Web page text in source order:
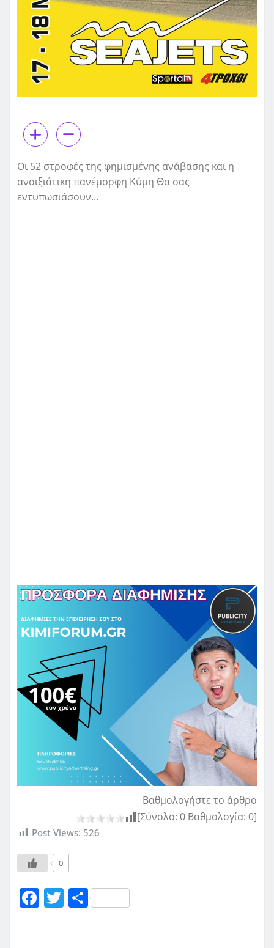
Οι 52 στροφές της φημισμένης ανάβασης και η
ανοιξιάτικη πανέμορφη Κύμη Θα σας
εντυπωσιάσουν…
Βαθμολογήστε το άρθρο
[Σύνολο: 0 Βαθμολογία: 0]
Post Views: 526
0
F T Μ